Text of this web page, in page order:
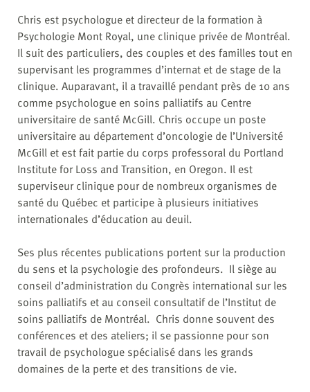
Chris est psychologue et directeur de la formation à
Psychologie Mont Royal, une clinique privée de Montréal.
Il suit des particuliers, des couples et des familles tout en
supervisant les programmes d’internat et de stage de la
clinique. Auparavant, il a travaillé pendant près de 10 ans
comme psychologue en soins palliatifs au Centre
universitaire de santé McGill. Chris occupe un poste
universitaire au département d’oncologie de l’Université
McGill et est fait partie du corps professoral du Portland
Institute for Loss and Transition, en Oregon. Il est
superviseur clinique pour de nombreux organismes de
santé du Québec et participe à plusieurs initiatives
internationales d’éducation au deuil.
Ses plus récentes publications portent sur la production
du sens et la psychologie des profondeurs. Il siège au
conseil d’administration du Congrès international sur les
soins palliatifs et au conseil consultatif de l’Institut de
soins palliatifs de Montréal. Chris donne souvent des
conférences et des ateliers; il se passionne pour son
travail de psychologue spécialisé dans les grands
domaines de la perte et des transitions de vie.